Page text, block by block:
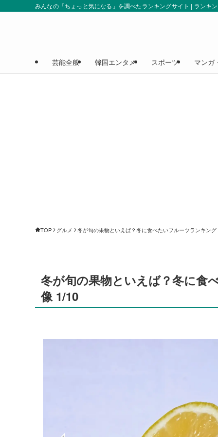
みんなの「ちょっと気になる」を調べたランキングサイト | ランキ
芸能全般 韓国エンタメ スポーツ マンガ
TOP グルメ 冬が旬の果物といえば？冬に食べたいフルーツランキン
冬が旬の果物といえば？冬に食
像 1/10